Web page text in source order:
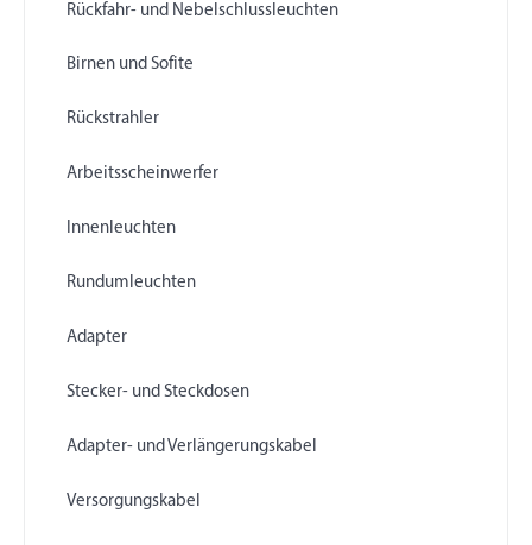
Rückfahr- und Nebelschlussleuchten
Birnen und Sofite
Rückstrahler
Arbeitsscheinwerfer
Innenleuchten
Rundumleuchten
Adapter
Stecker- und Steckdosen
Adapter- und Verlängerungskabel
Versorgungskabel